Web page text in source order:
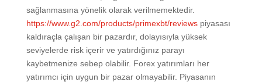
sağlanmasına yönelik olarak verilmemektedir.
https://www.g2.com/products/primexbt/reviewspiyasası
kaldıraçla çalışan bir pazardır, dolayısıyla yüksek
seviyelerde risk içerir ve yatırdığınız parayı
kaybetmenize sebep olabilir. Forex yatırımları her
yatırımcı için uygun bir pazar olmayabilir. Piyasanın